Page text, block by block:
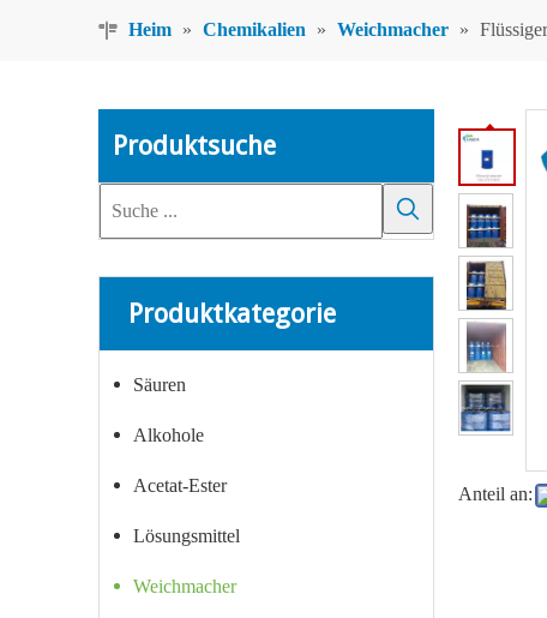
Heim » Chemikalien » Weichmacher »
Produktsuche
Produktkategorie
Säuren
Alkohole
Acetat-Ester
Lösungsmittel
Weichmacher
Anteil an: